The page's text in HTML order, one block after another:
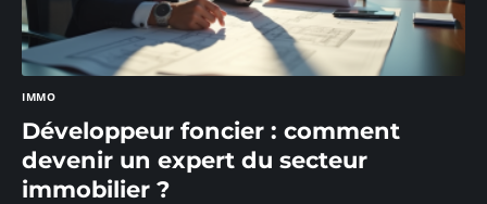
IMMO
Développeur foncier : comment
devenir un expert du secteur
immobilier ?